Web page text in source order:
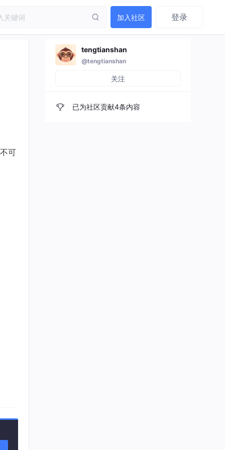
加入社区 登录
可
tengtianshan
@tengtianshan
关注
已为社区贡献4条内容